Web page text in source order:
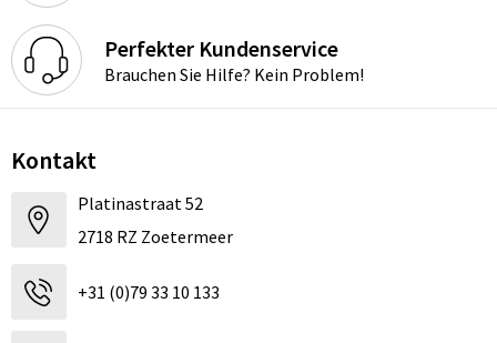
Perfekter Kundenservice
Brauchen Sie Hilfe? Kein Problem!
Kontakt
Platinastraat 52
2718 RZ Zoetermeer
+31 (0)79 33 10 133